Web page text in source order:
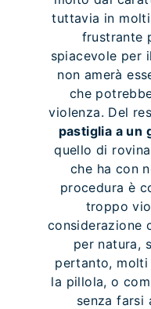
tuttavia in
frustrante
spiacevole per
non amerà
che
violenza. Del
pastiglia a un
quello di
che ha con
procedura è
troppo
considerazione
per natura,
pertanto,
la pillola, o
senza farsi